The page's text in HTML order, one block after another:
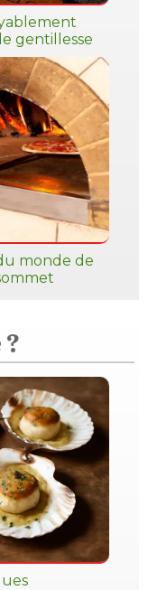
gentillesse
monde de
?